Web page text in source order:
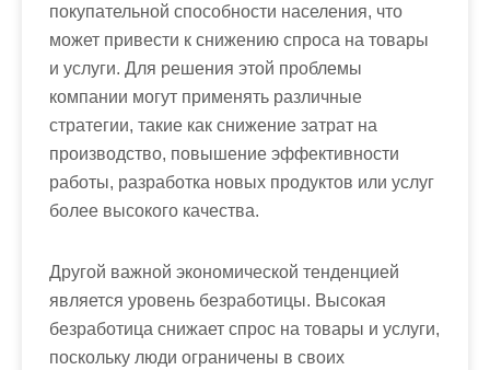
покупательной способности населения, что
может привести к снижению спроса на товары
и услуги. Для решения этой проблемы
компании могут применять различные
стратегии, такие как снижение затрат на
производство, повышение эффективности
работы, разработка новых продуктов или услуг
более высокого качества.
Другой важной экономической тенденцией
является уровень безработицы. Высокая
безработица снижает спрос на товары и услуги,
поскольку люди ограничены в своих